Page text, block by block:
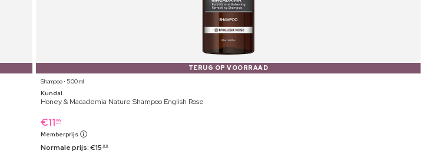
TERUG OP VOORRAAD
Shampoo ⋅ 500 ml
Kundal
Honey & Macademia Nature Shampoo English Rose
€11 99
Memberprijs
Normale prijs:€15 99